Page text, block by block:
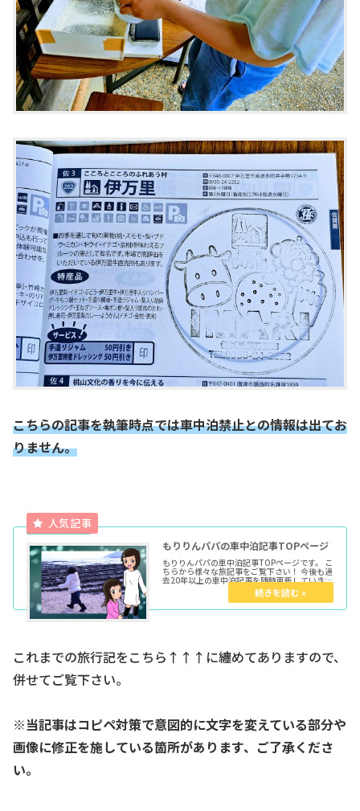
こちらの記事を執筆時点では車中泊禁止との情報は出てお
りません。
もりりんパパの車中泊記事TOPページ
もりりんパパの車中泊記事TOPページです。 こ
ちらから様々な旅記事をご覧下さい！ 今後も過
去20年以上の車中泊記事を随時更新していきま
す。 ★各種トップページはこちらからどうぞ育
児マンガTOP車中泊TOPきょうだい児TOPウー
マンエキサイト...
これまでの旅行記をこちら↑↑↑に纏めてありますので、
併せてご覧下さい。
※当記事はコピペ対策で意図的に文字を変えている部分や
画像に修正を施している箇所があります、ご了承くださ
い。